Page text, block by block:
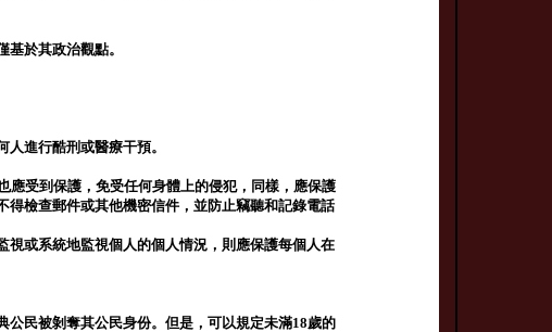
於其政治觀點。
進行酷刑或醫療干預。
應受到保護，免受任何身體上的侵犯，同樣，應保護
檢查郵件或其他機密信件，並防止竊聽和記錄電話
或系統地監視個人的個人情況，則應保護每個人在
民被剝奪其公民身份。但是，可以規定未滿18歲的